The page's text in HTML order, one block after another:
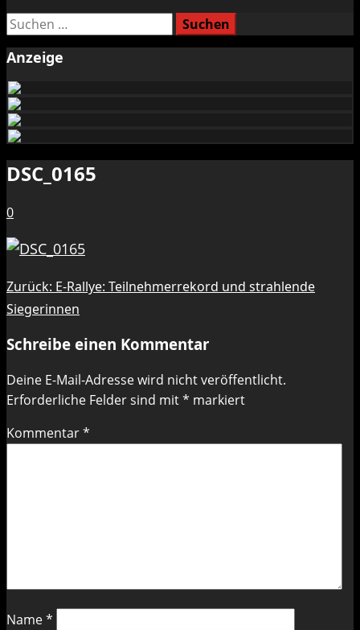
Suchen
Anzeige
DSC_0165
0
Beitragsnavigation
Zurück: E-Rallye: Teilnehmerrekord und strahlende
Siegerinnen
Schreibe einen Kommentar
Deine E-Mail-Adresse wird nicht veröffentlicht.
Erforderliche Felder sind mit* markiert
Kommentar*
Name*